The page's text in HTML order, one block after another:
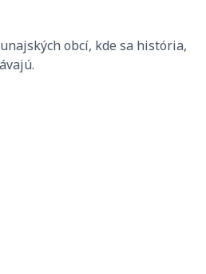
obcí, kde sa história,